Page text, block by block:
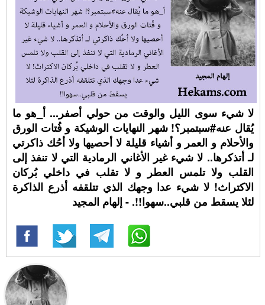
لا شيء سوى الليل والوقت من حولي أصفر... أ_هو ما
يُقال عنه#سبتمبر؟! شهر النهايات الوشيكة و فُتات الورق
والأحلام و العمر و أشياء قليلة لا أحصيها ولا أحُك ذاكرتي
لـ أتذكرها.. لا شيء غير الأغاني الرمادية التي لا تنفذ إلى
القلب ولا تلمس العطر و لا تقلب في داخلي بُركان
الاكتراث! لا شيء عدا وجهك الذي تتلقفه أذرع الذاكرة
لئلا يسقط من قلبي..سهوا!!. - إلهام المجيد